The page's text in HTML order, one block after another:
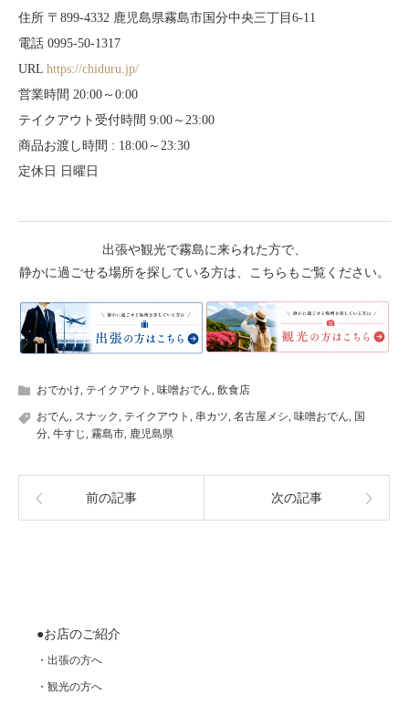
住所 〒899-4332 鹿児島県霧島市国分中央三丁目6-11
電話 0995-50-1317
URL https://chiduru.jp/
営業時間 20:00～0:00
テイクアウト受付時間 9:00～23:00
商品お渡し時間 : 18:00～23:30
定休日 日曜日
出張や観光で霧島に来られた方で、
静かに過ごせる場所を探している方は、こちらもご覧ください。
おでかけ テイクアウト 味噌おでん 飲食店
おでん スナック テイクアウト 串カツ 名古屋メシ 味噌おでん 国
分 牛すじ 霧島市 鹿児島県
前の記事 次の記事
●お店のご紹介
・出張の方へ
・観光の方へ